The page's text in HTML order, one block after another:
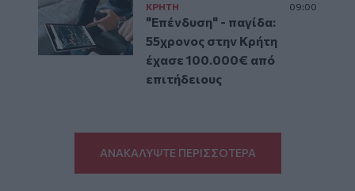
ΚΡΗΤΗ 09:00
"Επένδυση" - παγίδα:
55χρονος στην Κρήτη
έχασε 100.000€ από
επιτήδειους
ΑΝΑΚΑΛΥΨΤΕ ΠΕΡΙΣΣΟΤΕΡΑ